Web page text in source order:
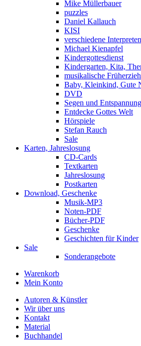
Mike Müllerbauer
puzzles
Daniel Kallauch
KISI
verschiedene Interpreten
Michael Kienapfel
Kindergottesdienst
Kindergarten, Kita,
musikalische
Baby, Kleinkind, Gute
DVD
Segen und Entspannung
Entdecke Gottes Welt
Hörspiele
Stefan Rauch
Sale
Karten, Jahreslosung
CD-Cards
Textkarten
Jahreslosung
Postkarten
Download, Geschenke
Musik-MP3
Noten-PDF
Bücher-PDF
Geschenke
Geschichten für Kinder
Sale
Sonderangebote
Warenkorb
Mein Konto
Autoren & Künstler
Wir über uns
Kontakt
Material
Buchhandel